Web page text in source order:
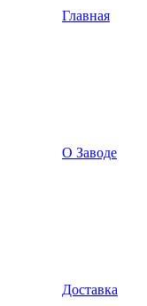
Главная
О Заводе
Доставка